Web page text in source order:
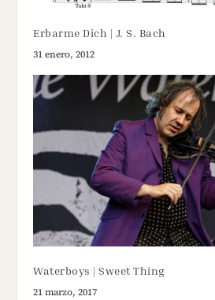
Erbarme Dich | J. S. Bach
31 enero, 2012
Waterboys | Sweet Thing
21 marzo, 2017